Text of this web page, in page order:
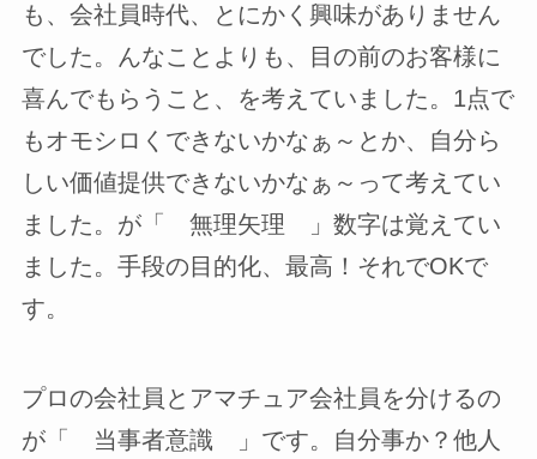
も、会社員時代、とにかく興味がありません
でした。んなことよりも、目の前のお客様に
喜んでもらうこと、を考えていました。1点で
もオモシロくできないかなぁ～とか、自分ら
しい価値提供できないかなぁ～って考えてい
ました。が「 無理矢理 」数字は覚えてい
ました。手段の目的化、最高！それでOKで
す。
プロの会社員とアマチュア会社員を分けるの
が「 当事者意識 」です。自分事か？他人